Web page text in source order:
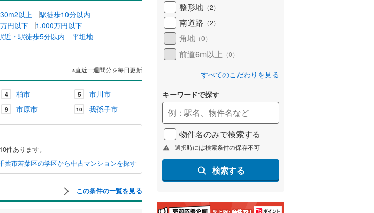
以上
駅徒歩10分以内
円以下
1,000万円以下
近・駅徒歩5分以内
平坦地
※直近一週間分を毎日更新
4 柏市 5 市川市
9 市原市 10 我孫子市
あります。
葉市若葉区の学区から中古マンションを探す
この条件の一覧を見る
整形地 （2）
南道路 （2）
角地 （0）
前道6m以上 （0）
すべてのこだわりを見る
キーワードで探す
物件名のみで検索する
選択時には検索条件の保存不可
検索する